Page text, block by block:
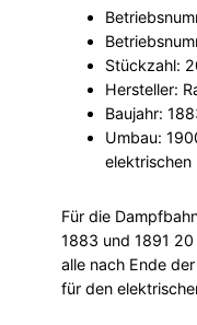
Stückzahl:
Hersteller:
Baujahr:
Umbau:
elektrischen
Für die
1883 und 1891
alle nach Ende
für den